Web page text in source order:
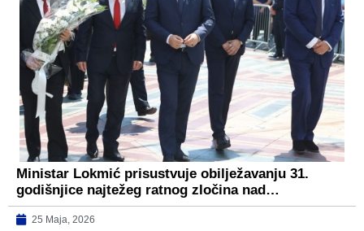
Ministar Lokmić prisustvuje obilježavanju 31.
godišnjice najtežeg ratnog zločina nad…
25 Maja, 2026